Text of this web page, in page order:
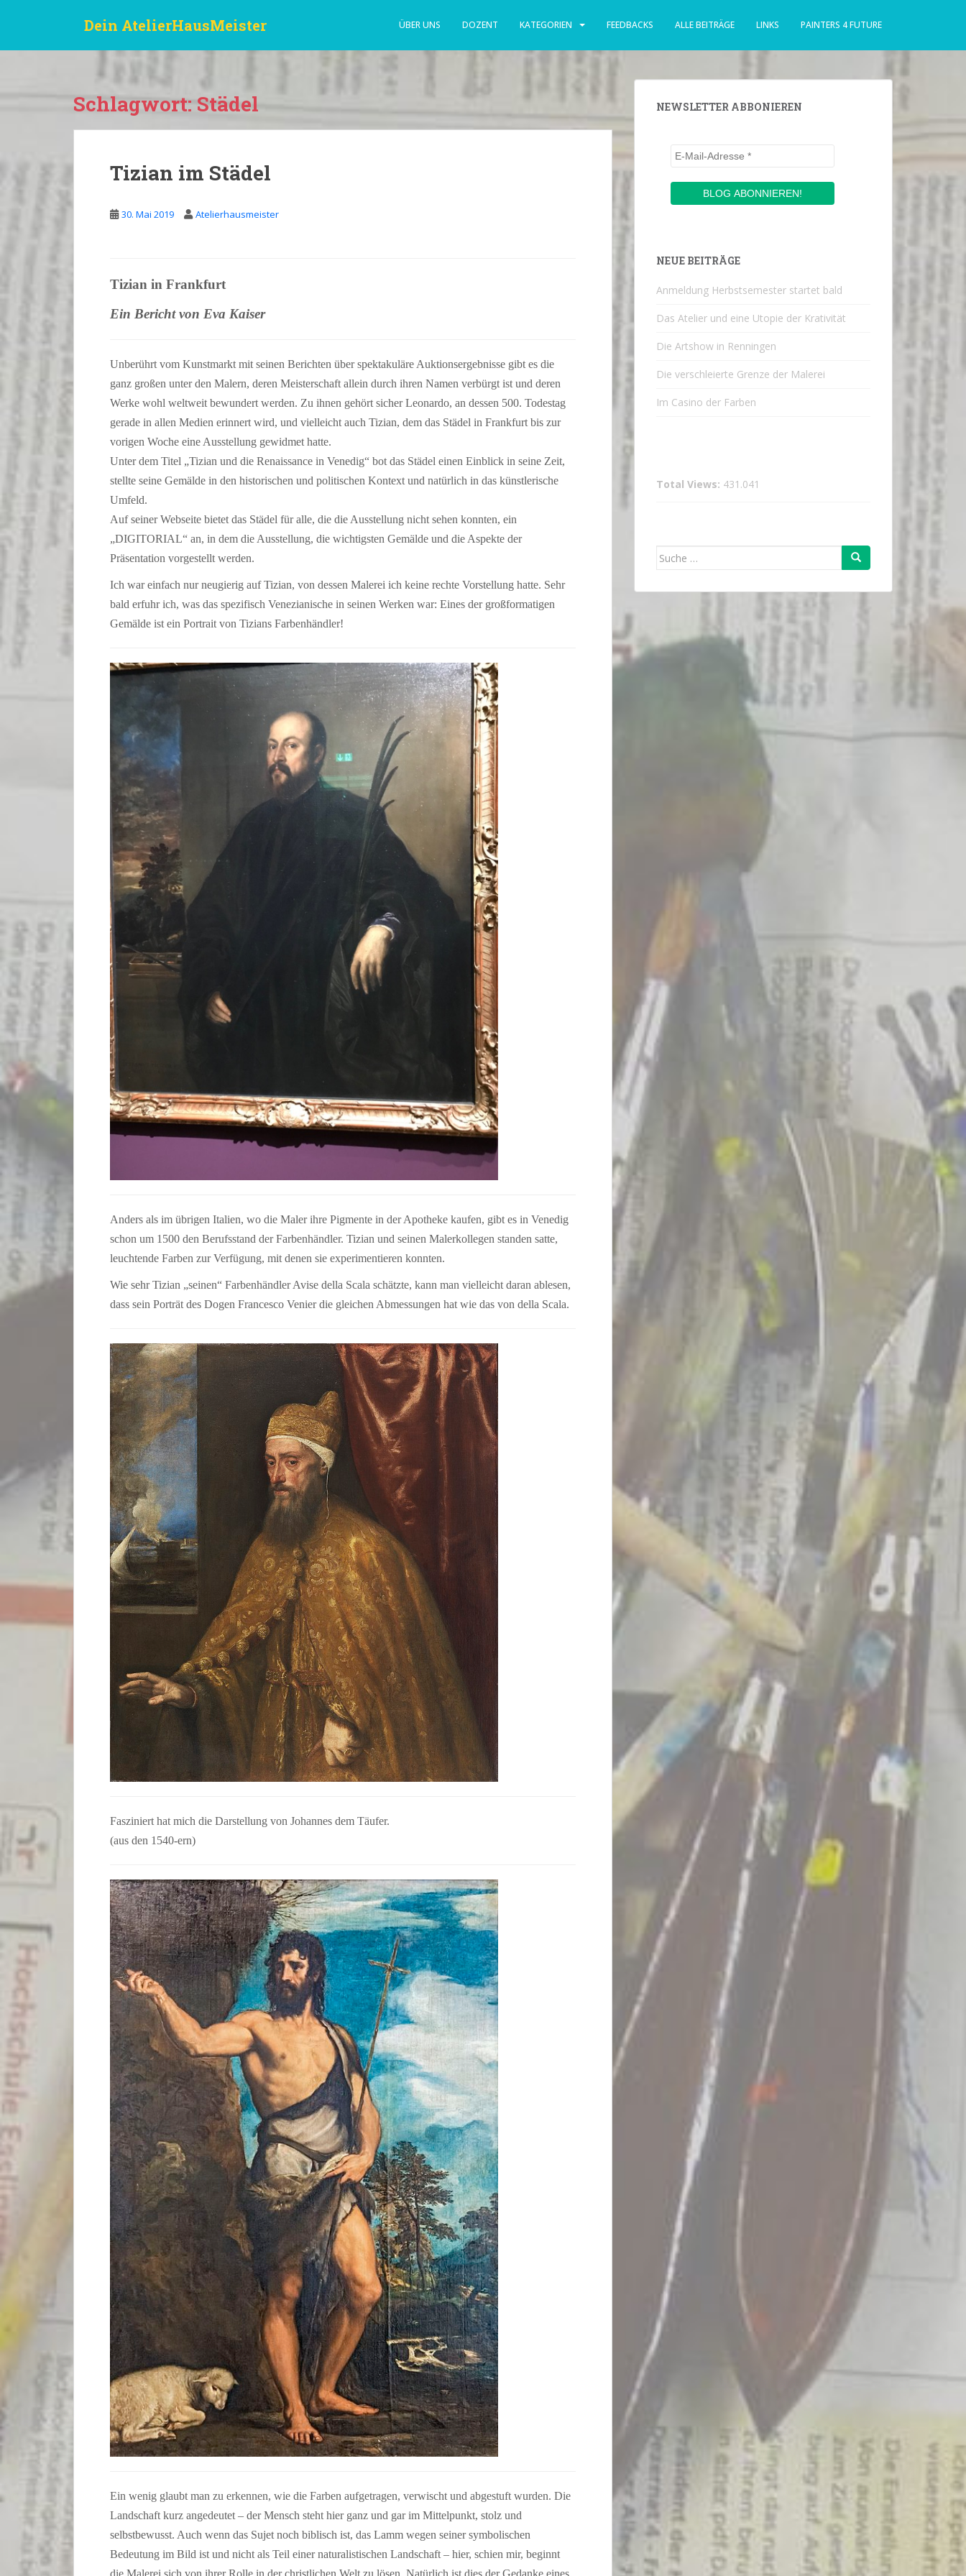
Dein AtelierHausMeister ÜBER UNS DOZENT KATEGORIEN FEEDBACKS ALLE BEITRÄGE LINKS PAINTERS 4 FUTURE
Schlagwort: Städel
Tizian im Städel
30. Mai 2019 Atelierhausmeister
Tizian in Frankfurt
Ein Bericht von Eva Kaiser
Unberührt vom Kunstmarkt mit seinen Berichten über spektakuläre Auktionsergebnisse gibt es die
ganz großen unter den Malern, deren Meisterschaft allein durch ihren Namen verbürgt ist und deren
Werke wohl weltweit bewundert werden. Zu ihnen gehört sicher Leonardo, an dessen 500. Todestag
gerade in allen Medien erinnert wird, und vielleicht auch Tizian, dem das Städel in Frankfurt bis zur
vorigen Woche eine Ausstellung gewidmet hatte.
Unter dem Titel „Tizian und die Renaissance in Venedig“ bot das Städel einen Einblick in seine Zeit,
stellte seine Gemälde in den historischen und politischen Kontext und natürlich in das künstlerische
Umfeld.
Auf seiner Webseite bietet das Städel für alle, die die Ausstellung nicht sehen konnten, ein
„DIGITORIAL“ an, in dem die Ausstellung, die wichtigsten Gemälde und die Aspekte der
Präsentation vorgestellt werden.
Ich war einfach nur neugierig auf Tizian, von dessen Malerei ich keine rechte Vorstellung hatte. Sehr
bald erfuhr ich, was das spezifisch Venezianische in seinen Werken war: Eines der großformatigen
Gemälde ist ein Portrait von Tizians Farbenhändler!
Anders als im übrigen Italien, wo die Maler ihre Pigmente in der Apotheke kaufen, gibt es in Venedig
schon um 1500 den Berufsstand der Farbenhändler. Tizian und seinen Malerkollegen standen satte,
leuchtende Farben zur Verfügung, mit denen sie experimentieren konnten.
Wie sehr Tizian „seinen“ Farbenhändler Avise della Scala schätzte, kann man vielleicht daran ablesen,
dass sein Porträt des Dogen Francesco Venier die gleichen Abmessungen hat wie das von della Scala.
Fasziniert hat mich die Darstellung von Johannes dem Täufer.
(aus den 1540-ern)
Ein wenig glaubt man zu erkennen, wie die Farben aufgetragen, verwischt und abgestuft wurden. Die
Landschaft kurz angedeutet – der Mensch steht hier ganz und gar im Mittelpunkt, stolz und
selbstbewusst. Auch wenn das Sujet noch biblisch ist, das Lamm wegen seiner symbolischen
Bedeutung im Bild ist und nicht als Teil einer naturalistischen Landschaft – hier, schien mir, beginnt
die Malerei sich von ihrer Rolle in der christlichen Welt zu lösen. Natürlich ist dies der Gedanke eines
NEWSLETTER ABBONIEREN
NEUE BEITRÄGE
Anmeldung Herbstsemester startet bald
Das Atelier und eine Utopie der Krativität
Die Artshow in Renningen
Die verschleierte Grenze der Malerei
Im Casino der Farben
Total Views: 431.041
Suche